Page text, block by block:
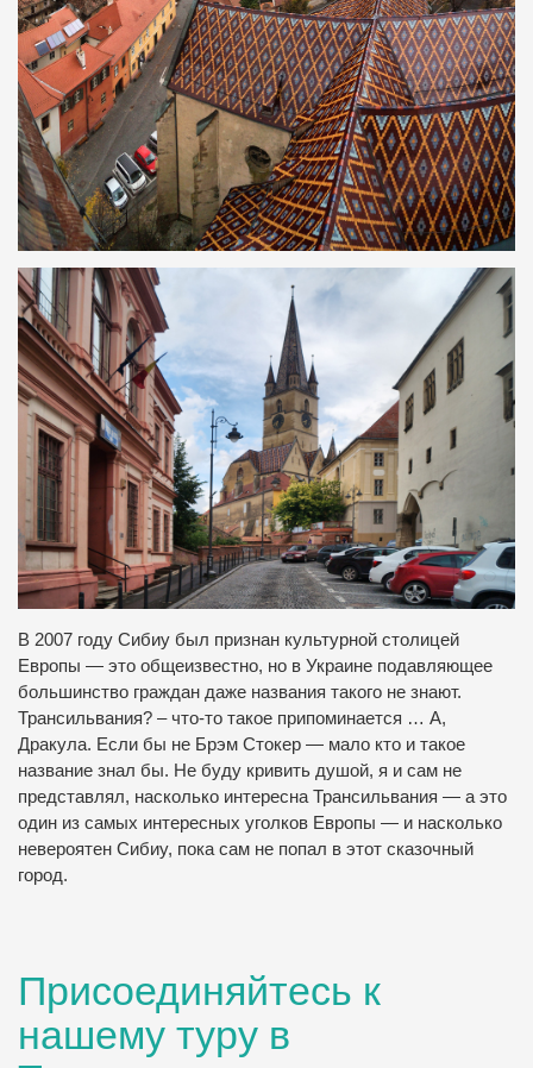
В 2007 году Сибиу был признан культурной столицей
Европы — это общеизвестно, но в Украине подавляющее
большинство граждан даже названия такого не знают.
Трансильвания? – что-то такое припоминается … А,
Дракула. Если бы не Брэм Стокер — мало кто и такое
название знал бы. Не буду кривить душой, я и сам не
представлял, насколько интересна Трансильвания — а это
один из самых интересных уголков Европы — и насколько
невероятен Сибиу, пока сам не попал в этот сказочный
город.
Присоединяйтесь к
нашему туру в